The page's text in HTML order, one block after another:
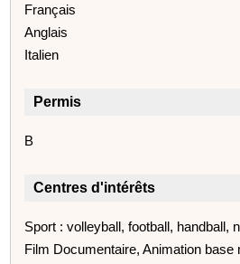
Français
Anglais
Italien
Permis
B
Centres d'intérêts
Sport : volleyball, football, handball,
Film Documentaire, Animation base